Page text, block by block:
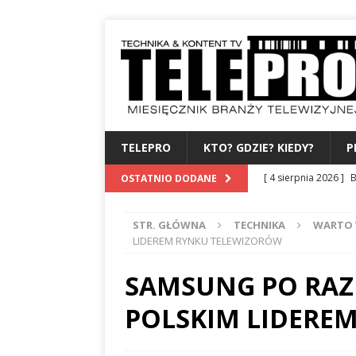
TELEPRO KTO? GDZIE? KIEDY?
OSTATNIO DODANE [ 4 sierpnia 2026 ]
[ 3 sierpnia 2026 ]
[ 31 lipca 2026 ]
[ 27 lipca 2026 ]
STR. GŁÓWNA TECHNIKA WARTO
LIDEREM RYNKU TELEWIZORÓW
SAMSUNG PO
POLSKIM